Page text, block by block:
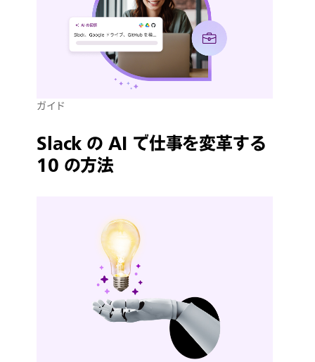
ガイド
Slack の AI で仕事を変革する
10 の方法